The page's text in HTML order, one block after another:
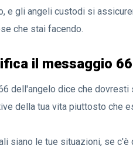
e gli angeli custodi si
che stai facendo.
il messaggio
dell'angelo dice che
della tua vita piuttosto che
siano le tue situazioni, se